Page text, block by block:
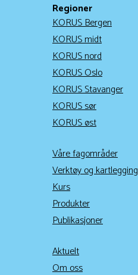
Regioner
KORUS Bergen
KORUS midt
KORUS nord
KORUS Oslo
KORUS Stavanger
KORUS sør
KORUS øst
Våre fagområder
Verktøy og kartlegging
Kurs
Produkter
Publikasjoner
Aktuelt
Om oss